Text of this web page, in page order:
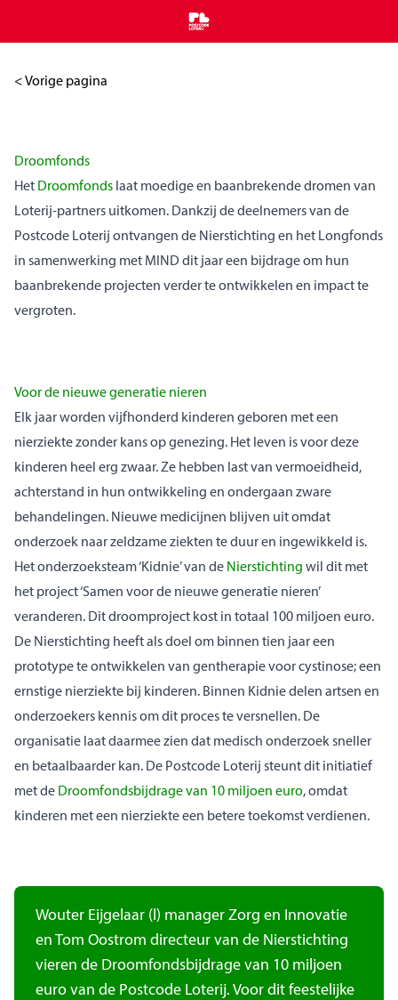
Home
< Vorige pagina
Droomfonds
Het Droomfonds laat moedige en baanbrekende dromen van
Loterij-partners uitkomen. Dankzij de deelnemers van de
Postcode Loterij ontvangen de Nierstichting en het Longfonds
in samenwerking met MIND dit jaar een bijdrage om hun
baanbrekende projecten verder te ontwikkelen en impact te
vergroten.
Voor de nieuwe generatie nieren
Elk jaar worden vijfhonderd kinderen geboren met een
nierziekte zonder kans op genezing. Het leven is voor deze
kinderen heel erg zwaar. Ze hebben last van vermoeidheid,
achterstand in hun ontwikkeling en ondergaan zware
behandelingen. Nieuwe medicijnen blijven uit omdat
onderzoek naar zeldzame ziekten te duur en ingewikkeld is.
Het onderzoeksteam ‘Kidnie’ van de Nierstichting wil dit met
het project ‘Samen voor de nieuwe generatie nieren’
veranderen. Dit droomproject kost in totaal 100 miljoen euro.
De Nierstichting heeft als doel om binnen tien jaar een
prototype te ontwikkelen van gentherapie voor cystinose; een
ernstige nierziekte bij kinderen. Binnen Kidnie delen artsen en
onderzoekers kennis om dit proces te versnellen. De
organisatie laat daarmee zien dat medisch onderzoek sneller
en betaalbaarder kan. De Postcode Loterij steunt dit initiatief
met de Droomfondsbijdrage van 10 miljoen euro, omdat
kinderen met een nierziekte een betere toekomst verdienen.
Wouter Eijgelaar (l) manager Zorg en Innovatie
en Tom Oostrom directeur van de Nierstichting
vieren de Droomfondsbijdrage van 10 miljoen
euro van de Postcode Loterij. Voor dit feestelijke